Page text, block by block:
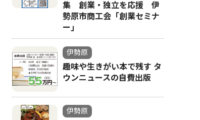
集 創業・独立を応援 伊
勢原市商工会「創業セミナ
ー｣
伊勢原
趣味や生きがい本で残す タ
ウンニュースの自費出版
伊勢原